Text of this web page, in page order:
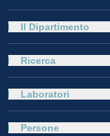
Il Dipartimento
Ricerca
Laboratori
Persone